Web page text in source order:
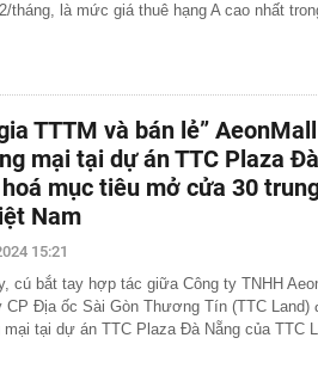
tháng, là mức giá thuê hạng A cao nhất
TTTM và bán lẻ”
mại tại dự án TTC Plaza
mục tiêu mở cửa 30
Nam
15:21
cú bắt tay hợp tác giữa Công ty TNHH
CP Địa ốc Sài Gòn Thương Tín (TTC Land)
tại dự án TTC Plaza Đà Nẵng của TTC